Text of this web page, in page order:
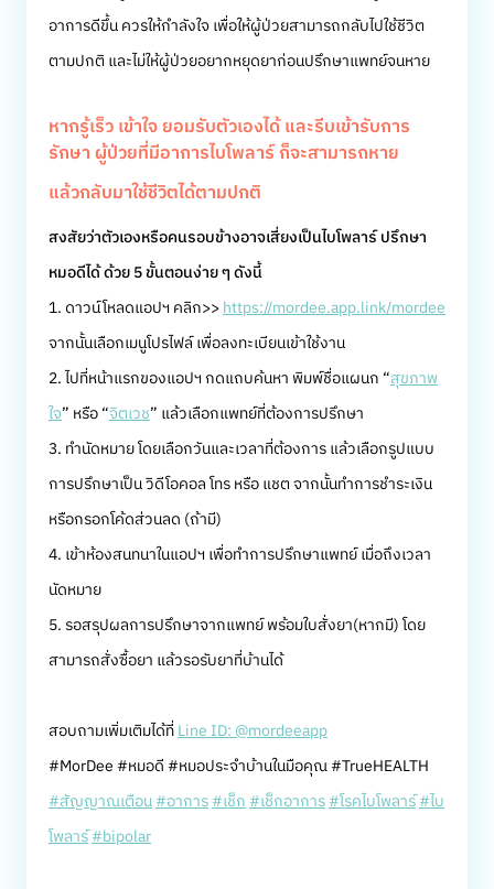
อาการดีขึ้น ควรให้กำลังใจ เพื่อให้ผู้ป่วยสามารถกลับไปใช้ชีวิต
ตามปกติ และไม่ให้ผู้ป่วยอยากหยุดยาก่อนปรึกษาแพทย์จนหาย
หากรู้เร็ว เข้าใจ ยอมรับตัวเองได้ และรีบเข้ารับการ
รักษา ผู้ป่วยที่มีอาการไบโพลาร์ ก็จะสามารถหาย
แล้วกลับมาใช้ชีวิตได้ตามปกติ
สงสัยว่าตัวเองหรือคนรอบข้างอาจเสี่ยงเป็นไบโพลาร์ ปรึกษา
หมอดีได้ ด้วย 5 ขั้นตอนง่าย ๆ ดังนี้
1. ดาวน์โหลดแอปฯ คลิก>>https://mordee.app.link/mordee
จากนั้นเลือกเมนูโปรไฟล์ เพื่อลงทะเบียนเข้าใช้งาน
2. ไปที่หน้าแรกของแอปฯ กดแถบค้นหา พิมพ์ชื่อแผนก “สุขภาพ
ใจ” หรือ “จิตเวช” แล้วเลือกแพทย์ที่ต้องการปรึกษา
3. ทำนัดหมาย โดยเลือกวันและเวลาที่ต้องการ แล้วเลือกรูปแบบ
การปรึกษาเป็น วิดีโอคอล โทร หรือ แชต จากนั้นทำการชำระเงิน
หรือกรอกโค้ดส่วนลด (ถ้ามี)
4. เข้าห้องสนทนาในแอปฯ เพื่อทำการปรึกษาแพทย์ เมื่อถึงเวลา
นัดหมาย
5. รอสรุปผลการปรึกษาจากแพทย์ พร้อมใบสั่งยา(หากมี) โดย
สามารถสั่งซื้อยา แล้วรอรับยาที่บ้านได้
สอบถามเพิ่มเติมได้ที่Line ID: @mordeeapp
#MorDee #หมอดี #หมอประจำบ้านในมือคุณ #TrueHEALTH
#สัญญาณเตือน#อาการ#เช็ก#เช็กอาการ#โรคไบโพลาร์#ไบ
โพลาร์#bipolar